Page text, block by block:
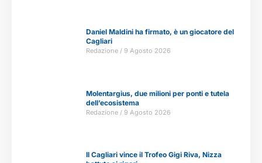
Daniel Maldini ha firmato, è un giocatore del
Cagliari
Redazione 9 Agosto 2026
Molentargius, due milioni per ponti e tutela
dell’ecosistema
Redazione 9 Agosto 2026
Il Cagliari vince il Trofeo Gigi Riva, Nizza